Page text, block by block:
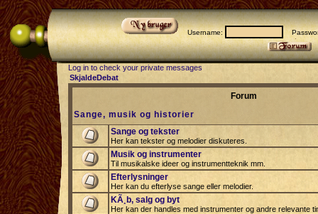
Username:
Log in to check your private messages
SkjaldeDebat
Forum
Sange, musik og historier
Sange og tekster
Her kan tekster og melodier diskuteres.
Musik og instrumenter
Til musikalske ideer og instrumentteknik mm.
Efterlysninger
Her kan du efterlyse sange eller melodier.
KÃ¸b, salg og byt
Her kan der handles med instrumenter og andre relevante